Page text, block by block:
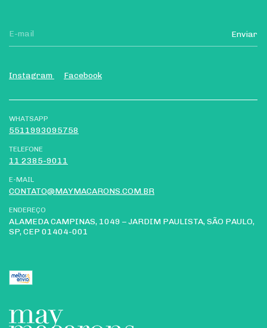
Instagram Facebook
WHATSAPP
5511993095758
TELEFONE
11 2385-9011
E-MAIL
CONTATO@MAYMACARONS.COM.BR
ENDEREÇO
ALAMEDA CAMPINAS, 1049 – JARDIM PAULISTA, SÃO PAULO,
SP, CEP 01404-001